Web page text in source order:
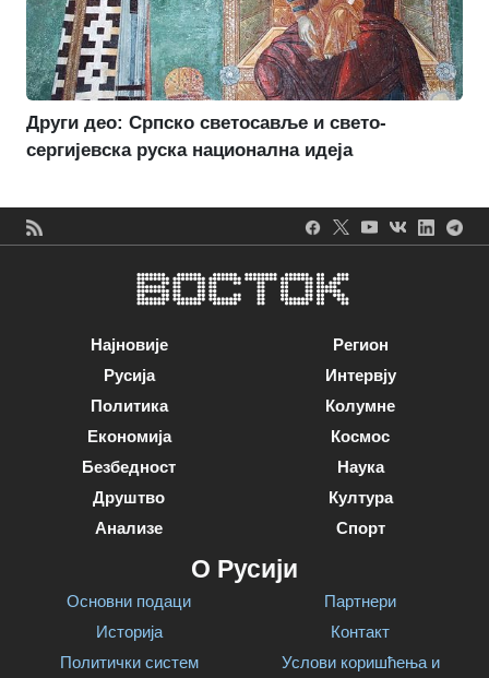
Други део: Српско светосавље и свето-
сергијевска руска национална идеја
Најновије
Русија
Политика
Економија
Безбедност
Друштво
Анализе
Регион
Интервју
Колумне
Космос
Наука
Култура
Спорт
О Русији
Основни подаци
Историја
Политички систем
Партнери
Контакт
Услови коришћења и